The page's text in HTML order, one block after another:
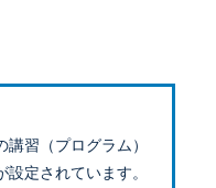
習（プログラム）
定されています。